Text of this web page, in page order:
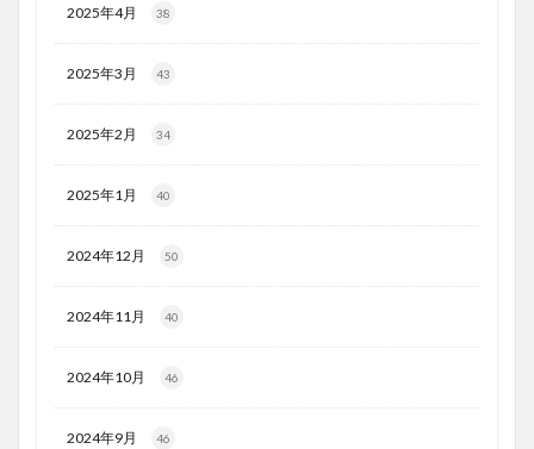
2025年4月 38
2025年3月 43
2025年2月 34
2025年1月 40
2024年12月 50
2024年11月 40
2024年10月 46
2024年9月 46